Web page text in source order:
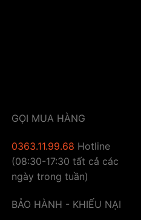
GỌI MUA HÀNG
0363.11.99.68 Hotline
(08:30-17:30 tất cả các
ngày trong tuần)
BẢO HÀNH - KHIẾU NẠI